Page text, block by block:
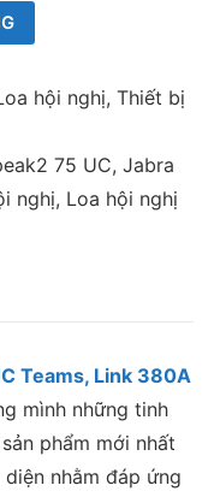
hội nghị,Thiết bị
75 UC,Jabra
nghị, Loa hội nghị
Teams, Link 380A
mình những tinh
phẩm mới nhất
nhằm đáp ứng